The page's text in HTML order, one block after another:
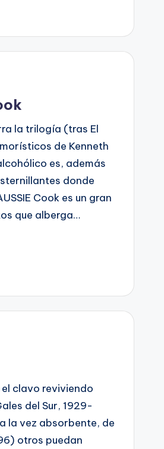
la trilogía (tras El
de Kenneth
es, además
donde
Cook es un gran
que alberga…
clavo reviviendo
del Sur, 1929-
la vez absorbente, de
otros puedan